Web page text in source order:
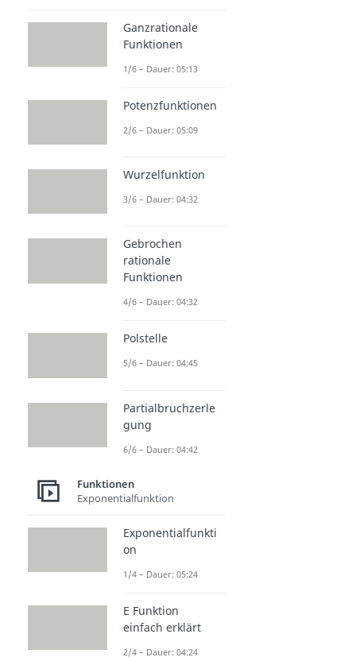
Ganzrationale
Funktionen
1/6 – Dauer: 05:13
Potenzfunktionen
2/6 – Dauer: 05:09
Wurzelfunktion
3/6 – Dauer: 04:32
Gebrochen
rationale
Funktionen
4/6 – Dauer: 04:32
Polstelle
5/6 – Dauer: 04:45
Partialbruchzerle
gung
6/6 – Dauer: 04:42
Funktionen
Exponentialfunktion
Exponentialfunkti
on
1/4 – Dauer: 05:24
E Funktion
einfach erklärt
2/4 – Dauer: 04:24